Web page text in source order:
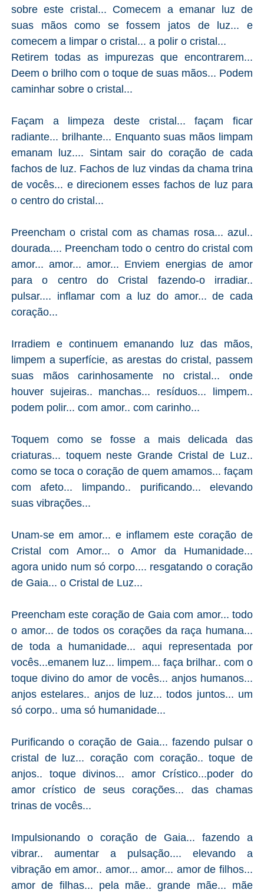
sobre este cristal... Comecem a emanar luz de
suas mãos como se fossem jatos de luz... e
comecem a limpar o cristal... a polir o cristal...
Retirem todas as impurezas que encontrarem...
Deem o brilho com o toque de suas mãos... Podem
caminhar sobre o cristal...
Façam a limpeza deste cristal... façam ficar
radiante... brilhante... Enquanto suas mãos limpam
emanam luz.... Sintam sair do coração de cada
fachos de luz. Fachos de luz vindas da chama trina
de vocês... e direcionem esses fachos de luz para
o centro do cristal...
Preencham o cristal com as chamas rosa... azul..
dourada.... Preencham todo o centro do cristal com
amor... amor... amor... Enviem energias de amor
para o centro do Cristal fazendo-o irradiar..
pulsar.... inflamar com a luz do amor... de cada
coração...
Irradiem e continuem emanando luz das mãos,
limpem a superfície, as arestas do cristal, passem
suas mãos carinhosamente no cristal... onde
houver sujeiras.. manchas... resíduos... limpem..
podem polir... com amor.. com carinho...
Toquem como se fosse a mais delicada das
criaturas... toquem neste Grande Cristal de Luz..
como se toca o coração de quem amamos... façam
com afeto... limpando.. purificando... elevando
suas vibrações...
Unam-se em amor... e inflamem este coração de
Cristal com Amor... o Amor da Humanidade...
agora unido num só corpo.... resgatando o coração
de Gaia... o Cristal de Luz...
Preencham este coração de Gaia com amor... todo
o amor... de todos os corações da raça humana...
de toda a humanidade... aqui representada por
vocês...emanem luz... limpem... faça brilhar.. com o
toque divino do amor de vocês... anjos humanos...
anjos estelares.. anjos de luz... todos juntos... um
só corpo.. uma só humanidade...
Purificando o coração de Gaia... fazendo pulsar o
cristal de luz... coração com coração.. toque de
anjos.. toque divinos... amor Crístico...poder do
amor crístico de seus corações... das chamas
trinas de vocês...
Impulsionando o coração de Gaia... fazendo a
vibrar.. aumentar a pulsação.... elevando a
vibração em amor.. amor... amor... amor de filhos...
amor de filhas... pela mãe.. grande mãe... mãe